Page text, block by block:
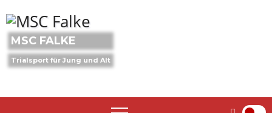
to
content
MSC FALKE
Trialsport für Jung und Alt